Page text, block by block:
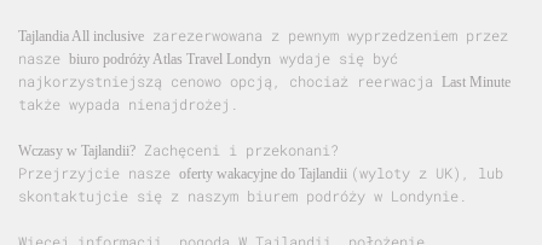
Tajlandia All inclusive zarezerwowana z pewnym wyprzedzeniem przez
nasze biuro podróży Atlas Travel Londyn wydaje się być
najkorzystniejszą cenowo opcją, chociaż reerwacja
Last Minute
także wypada nienajdrożej.
Wczasy w Tajlandii? Zachęceni i przekonani?
Przejrzyjcie nasze oferty wakacyjne do Tajlandii (wyloty z UK), lub
skontaktujcie się z naszym biurem podróży w Londynie.
Więcej informacji, pogoda W Tajlandii, położenie,